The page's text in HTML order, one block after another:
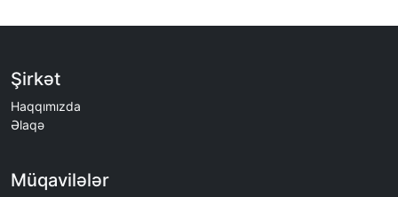
Şirkət
Haqqımızda
Əlaqə
Müqavilələr